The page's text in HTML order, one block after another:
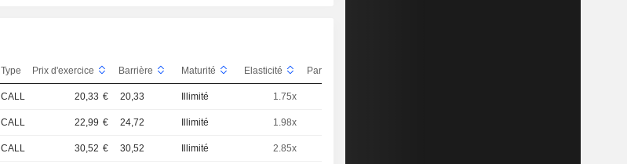
Type Prix d'exercice Barrière Maturité Elasticité Parité
CALL 20,33 € 20,33 Illimité 1.75x
CALL 22,99 € 24,72 Illimité 1.98x
CALL 30,52 € 30,52 Illimité 2.85x